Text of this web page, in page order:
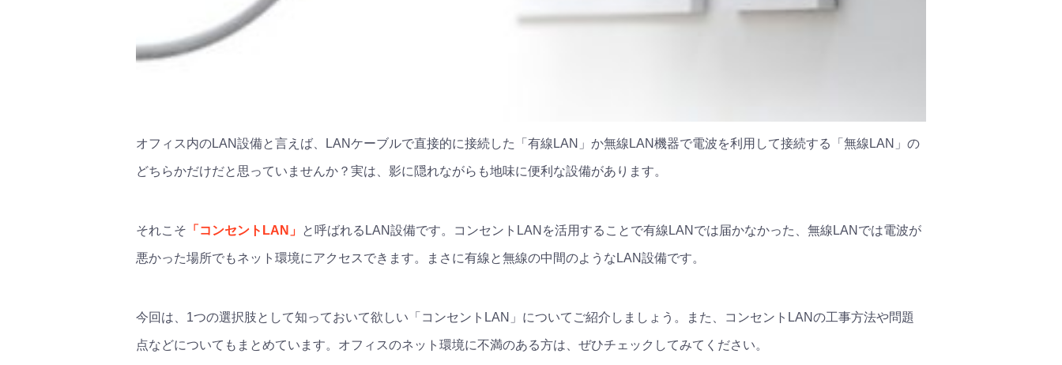
オフィス内のLAN設備と言えば、LANケーブルで直接的に接続した「有線LAN」か無線LAN機器で電波を利用して接続する「無線LAN」の
どちらかだけだと思っていませんか？実は、影に隠れながらも地味に便利な設備があります。
それこそ 「コンセントLAN」 と呼ばれるLAN設備です。コンセントLANを活用することで有線LANでは届かなかった、無線LANでは電波が
悪かった場所でもネット環境にアクセスできます。まさに有線と無線の中間のようなLAN設備です。
今回は、1つの選択肢として知っておいて欲しい「コンセントLAN」についてご紹介しましょう。また、コンセントLANの工事方法や問題
点などについてもまとめています。オフィスのネット環境に不満のある方は、ぜひチェックしてみてください。